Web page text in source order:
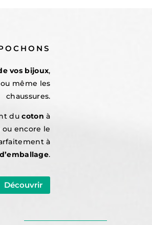
vos bijoux,
même les
chaussures.
ducoton à
ou encore le
à
.
Découvrir